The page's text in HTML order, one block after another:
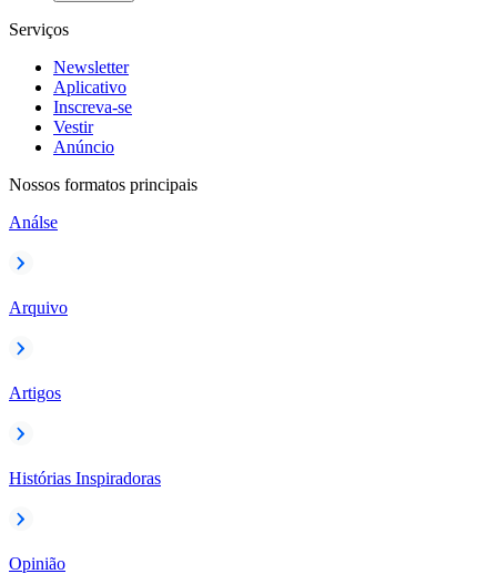
Serviços
Newsletter
Aplicativo
Inscreva-se
Vestir
Anúncio
Nossos formatos principais
Análse
Arquivo
Artigos
Histórias Inspiradoras
Opinião